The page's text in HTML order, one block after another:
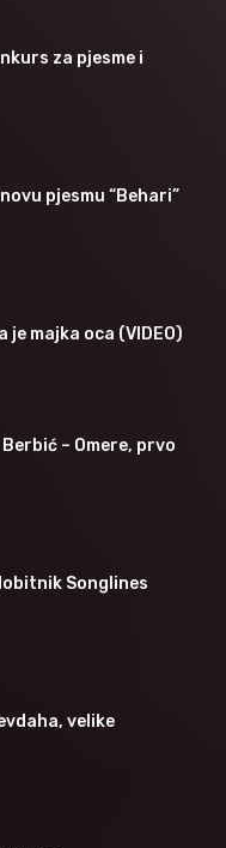
za pjesme i
pjesmu “Behari”
majka oca (VIDEO)
– Omere, prvo
Songlines
velike